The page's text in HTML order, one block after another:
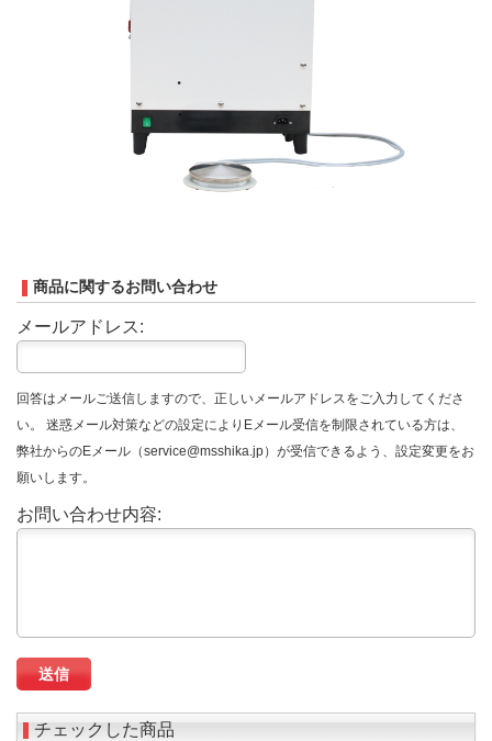
商品に関するお問い合わせ
メールアドレス:
回答はメールご送信しますので、正しいメールアドレスをご入力してくださ
い。 迷惑メール対策などの設定によりEメール受信を制限されている方は、
弊社からのEメール（service@msshika.jp）が受信できるよう、設定変更をお
願いします。
お問い合わせ内容:
チェックした商品